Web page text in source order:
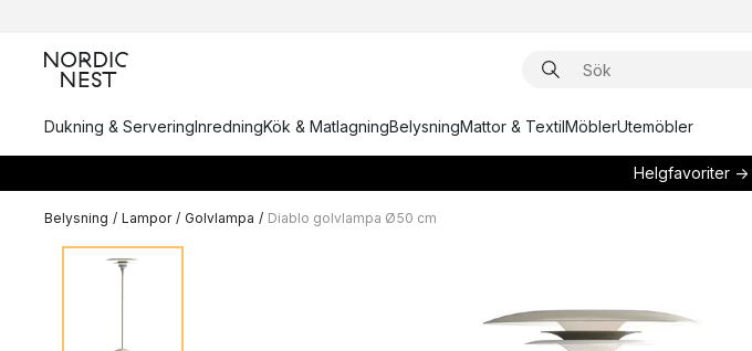
Dukning & ServeringInredningKök & MatlagningBelysningMattor & TextilMöblerUtemöbler
Helgfavoriter →
Belysning / Lampor / Golvlampa / Diablo golvlampa Ø50 cm